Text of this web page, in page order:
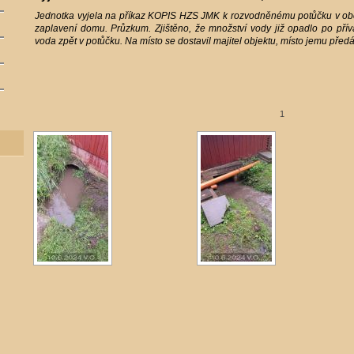
Jednotka vyjela na příkaz KOPIS HZS JMK k rozvodněnému potůčku v
zaplavení domu. Průzkum. Zjištěno, že množství vody již opadlo po
voda zpět v potůčku. Na místo se dostavil majitel objektu, místo jemu
1